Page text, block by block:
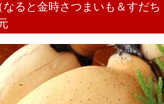
なると金時さつまいも＆すだ